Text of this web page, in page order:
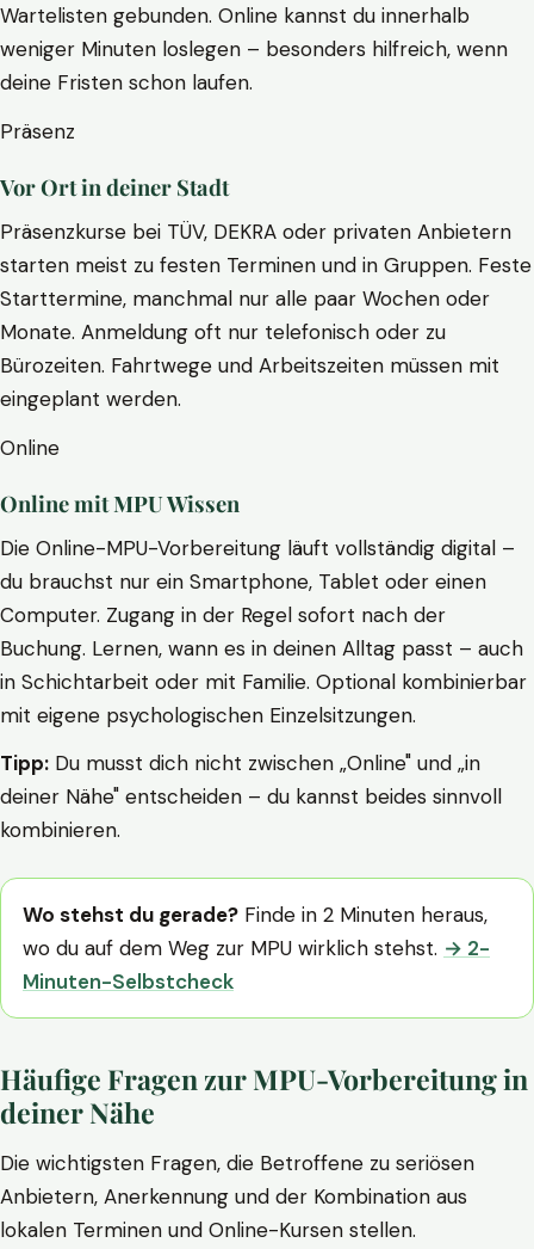
Wartelisten gebunden. Online kannst du innerhalb
weniger Minuten loslegen – besonders hilfreich, wenn
deine Fristen schon laufen.
Präsenz
Vor Ort in deiner Stadt
Präsenzkurse bei TÜV, DEKRA oder privaten Anbietern
starten meist zu festen Terminen und in Gruppen. Feste
Starttermine, manchmal nur alle paar Wochen oder
Monate. Anmeldung oft nur telefonisch oder zu
Bürozeiten. Fahrtwege und Arbeitszeiten müssen mit
eingeplant werden.
Online
Online mit MPU Wissen
Die Online-MPU-Vorbereitung läuft vollständig digital –
du brauchst nur ein Smartphone, Tablet oder einen
Computer. Zugang in der Regel sofort nach der
Buchung. Lernen, wann es in deinen Alltag passt – auch
in Schichtarbeit oder mit Familie. Optional kombinierbar
mit eigene psychologischen Einzelsitzungen.
Tipp: Du musst dich nicht zwischen „Online" und „in
deiner Nähe" entscheiden – du kannst beides sinnvoll
kombinieren.
Wo stehst du gerade? Finde in 2 Minuten heraus,
wo du auf dem Weg zur MPU wirklich stehst. → 2-
Minuten-Selbstcheck
Häufige Fragen zur MPU-Vorbereitung in
deiner Nähe
Die wichtigsten Fragen, die Betroffene zu seriösen
Anbietern, Anerkennung und der Kombination aus
lokalen Terminen und Online-Kursen stellen.